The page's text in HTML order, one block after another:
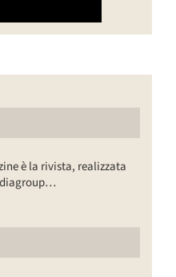
è la rivista, realizzata